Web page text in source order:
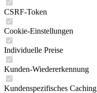
CSRF-Token
Cookie-Einstellungen
Individuelle Preise
Kunden-Wiedererkennung
Kundenspezifisches Caching